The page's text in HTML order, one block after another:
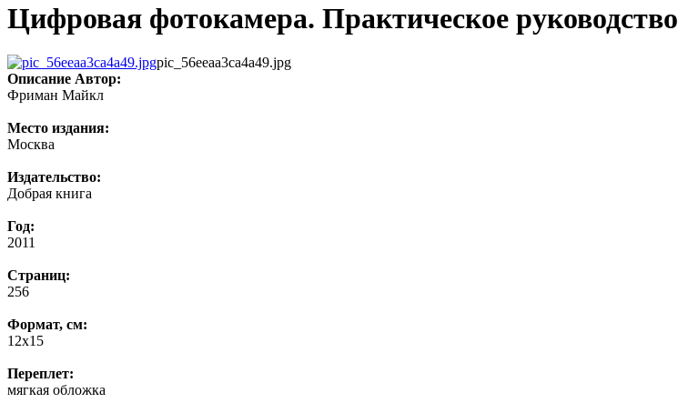
Цифровая фотокамера. Практическое руководство
pic_56eeaa3ca4a49.jpg
Описание Автор:
Фриман Майкл
Место издания:
Москва
Издательство:
Добрая книга
Год:
2011
Страниц:
256
Формат, см:
12х15
Переплет:
мягкая обложка